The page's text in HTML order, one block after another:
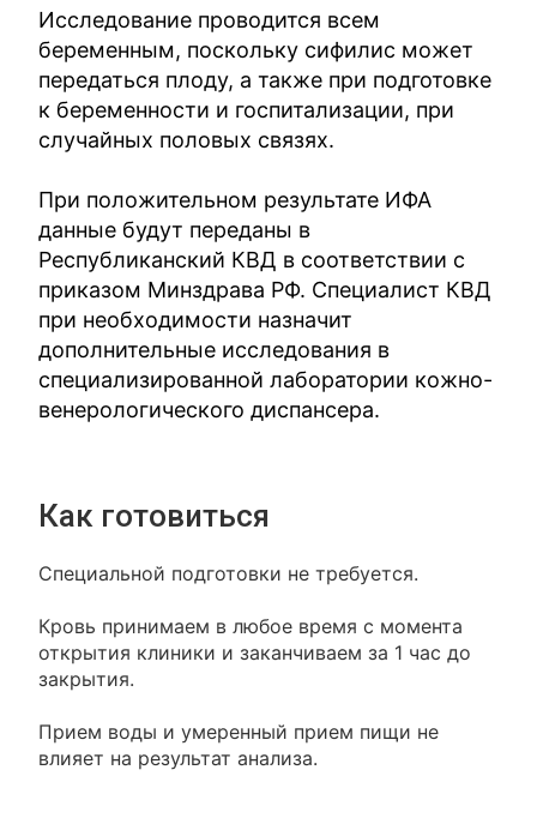
Исследование проводится всем
беременным, поскольку сифилис может
передаться плоду, а также при подготовке
к беременности и госпитализации, при
случайных половых связях.
При положительном результате ИФА
данные будут переданы в
Республиканский КВД в соответствии с
приказом Минздрава РФ. Специалист КВД
при необходимости назначит
дополнительные исследования в
специализированной лаборатории кожно-
венерологического диспансера.
Как готовиться
Специальной подготовки не требуется.
Кровь принимаем в любое время с момента
открытия клиники и заканчиваем за 1 час до
закрытия.
Прием воды и умеренный прием пищи не
влияет на результат анализа.